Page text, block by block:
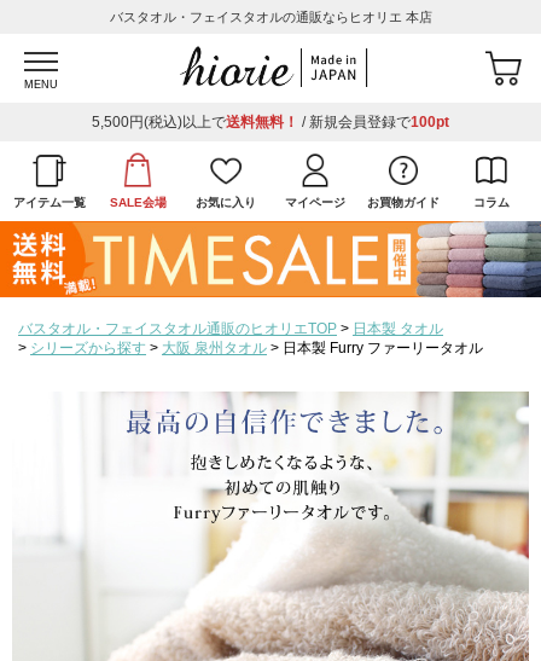
バスタオル・フェイスタオルの通販ならヒオリエ 本店
MENU
5,500円(税込)以上で送料無料！ / 新規会員登録で100pt
アイテム一覧 SALE会場 お気に入り マイページ お買物ガイド コラム
バスタオル・フェイスタオル通販のヒオリエTOP
日本製 タオル
シリーズから探す
大阪 泉州タオル 日本製 Furry ファーリータオル